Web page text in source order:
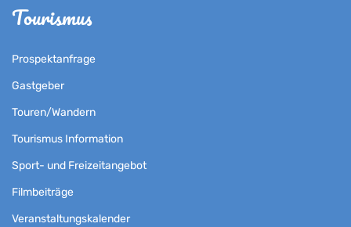
Tourismus
Prospektanfrage
Gastgeber
Touren/Wandern
Tourismus Information
Sport- und Freizeitangebot
Filmbeiträge
Veranstaltungskalender